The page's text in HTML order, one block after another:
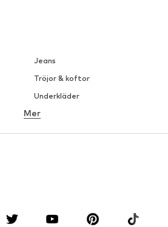
Jeans
Tröjor & koftor
Underkläder
Skjortor
Mer